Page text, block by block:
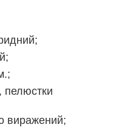
пелюстки
виражений;